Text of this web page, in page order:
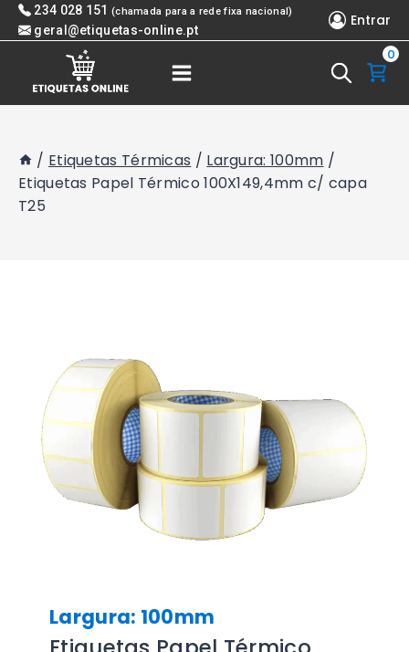
Skip 234 028 151 (chamada para a rede fixa nacional)
geral@etiquetas-online.pt
Entrar
0
/ Etiquetas Térmicas / Largura: 100mm /
Etiquetas Papel Térmico 100X149,4mm c/ capa
T25
Largura: 100mm